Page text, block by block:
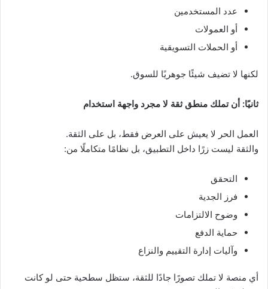
عدد المستخدمين
أو العمولات
أو الحملات التسويقية
لكنها لا تضيف شيئًا جوهريًا للسوق.
ثانيًا: أن تملك منطق ثقة لا مجرد واجهة استخدام
العمل الحر لا يعيش على العرض فقط، بل على الثقة.
والثقة ليست زرًا داخل التطبيق، بل نظامًا متكاملًا من:
التحقق
فرز الجدية
وضوح الالتزامات
حماية الدفع
وآليات إدارة التقييم والنزاع
أي منصة لا تملك تصورًا جادًا للثقة، ستظل سطحية حتى لو كانت